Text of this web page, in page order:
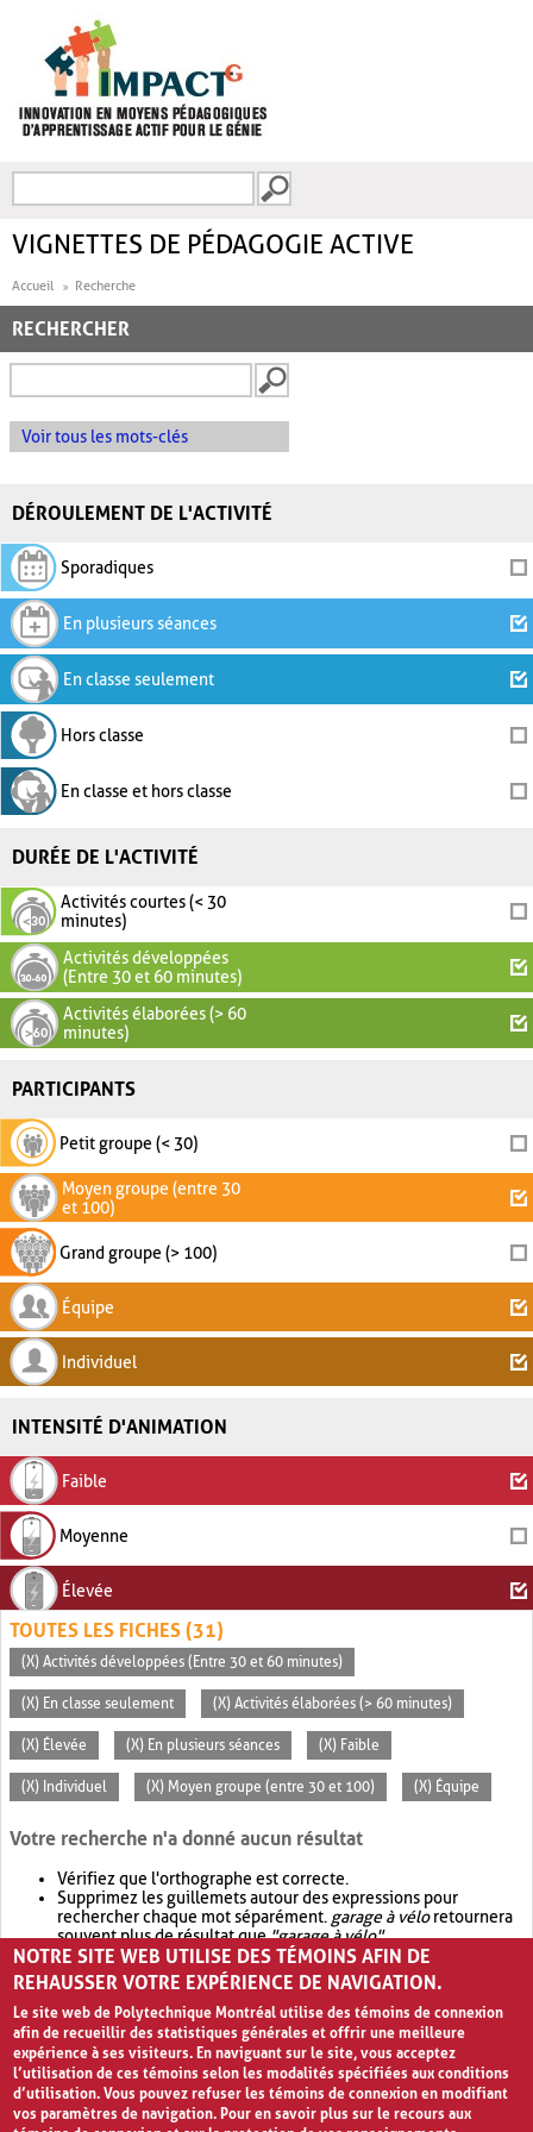
FORMULAIRE DE
VIGNETTES DE PÉDAGOGIE ACTIVE
Accueil Recherche
RECHERCHER
Voir tous les mots-clés
DÉROULEMENT DE L'ACTIVITÉ
Sporadiques
En plusieurs séances
En classe seulement
Hors classe
En classe et hors classe
DURÉE DE L'ACTIVITÉ
Activités courtes (< 30
minutes)
Activités développées
(Entre 30 et 60 minutes)
Activités élaborées (> 60
minutes)
PARTICIPANTS
Petit groupe (< 30)
Moyen groupe (entre 30
et 100)
Grand groupe (> 100)
Équipe
Individuel
INTENSITÉ D'ANIMATION
Faible
Moyenne
Élevée
TOUTES LES FICHES (31)
(X) Activités développées (Entre 30 et 60 minutes)
(X) En classe seulement (X) Activités élaborées (> 60 minutes)
(X) Élevée (X) En plusieurs séances (X) Faible
(X) Individuel (X) Moyen groupe (entre 30 et 100) (X) Équipe
Votre recherche n'a donné aucun résultat
Vérifiez que l'orthographe est correcte.
Supprimez les guillemets autour des expressions pour
rechercher chaque mot séparément. garage à véloretournera
souvent plus de résultat que"garage à vélo".
Envisagez d'élargir votre recherche avec OR.garage OR vélo
retournera souvent plus de résultat quegarage à vélo
NOTRE SITE WEB UTILISE DES TÉMOINS AFIN DE
REHAUSSER VOTRE EXPÉRIENCE DE NAVIGATION.
Le site web de Polytechnique Montréal utilise des témoins de connexion
afin de recueillir des statistiques générales et offrir une meilleure
expérience à ses visiteurs. En naviguant sur le site, vous acceptez
l’utilisation de ces témoins selon les modalités spécifiées aux conditions
d’utilisation. Vous pouvez refuser les témoins de connexion en modifiant
vos paramètres de navigation. Pour en savoir plus sur le recours aux